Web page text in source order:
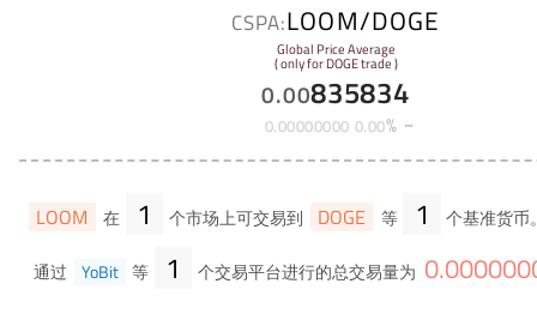
CSPA:LOOM/DOGE
Global Price Average
( only for DOGE trade )
0.00835834
0.00000000 0.00%
LOOM 在 1 个市场上可交易到 DOGE 等 1 个基准货币
通过 YoBit 等 1 个交易平台进行的总交易量为 0.